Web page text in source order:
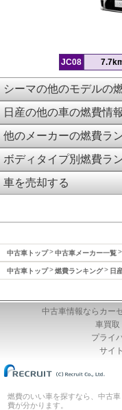
JC08
シーマの他のモデルの
日産の他の車の燃費情報
他のメーカーの燃費ラ
ボディタイプ別燃費ラ
車を売却する
中古車トップ 中古車メーカー一覧
中古車トップ 燃費ランキング 日
中古車情報ならカー
車買取
プライ
サイ
燃費のいい車を探すなら、中古
費が分かります。